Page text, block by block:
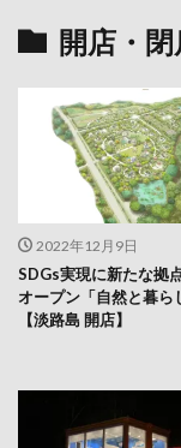
開店・閉
2022年12月9日
SDGs実現に新たな拠
オープン「自然と暮ら
【淡路島 開店】